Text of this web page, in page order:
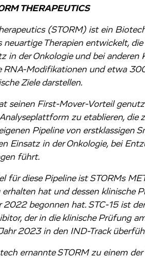
THERAPEUTICS
(STORM) ist ein
neuartige Therapien entwickelt,
in der Onkologie und bei
RNA-Modifikationen und etwa
Ziele darstellen.
seinen First-Mover-Vorteil
zu etablieren, die
Pipeline von erstklassigen
Einsatz in der Onkologie, bei
führt.
für diese Pipeline ist STORMs
erhalten hat und dessen klinische
2022 begonnen hat. STC-15 ist
der in die klinische Prüfung
2023 in den IND-Track
ernannte STORM zu einem